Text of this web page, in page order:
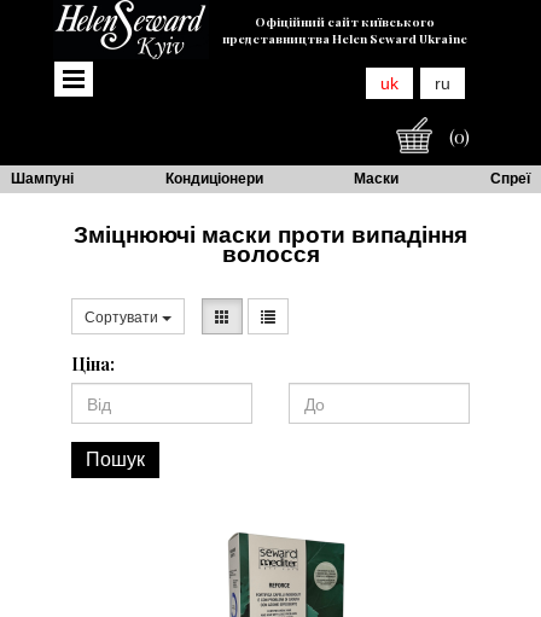
(0)
Офіційний сайт київського
представництва Helen Seward Ukraine
uk ru
Сортувати
Ціна:
Пошук
Зміцнюючі маски проти випадіння
волосся
Шампуні Кондиціонери Маски Спреї